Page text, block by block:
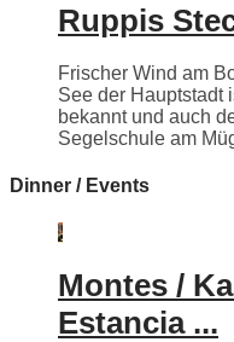
Ruppis
Frischer Wind am
See der Hauptstadt
bekannt und auch
Segelschule am
Dinner / Events
Montes /
Estancia ...